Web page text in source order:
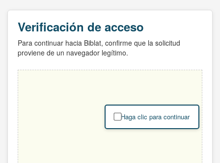
Verificación de acceso
Para continuar hacia Biblat, confirme que la solicitud
proviene de un navegador legítimo.
Haga clic para continuar